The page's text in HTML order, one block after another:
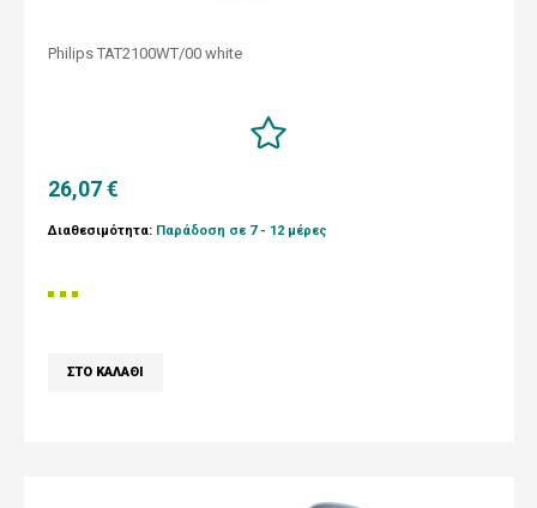
Philips TAT2100WT/00 white
26,07 €
Διαθεσιμότητα: Παράδοση σε 7 - 12 μέρες